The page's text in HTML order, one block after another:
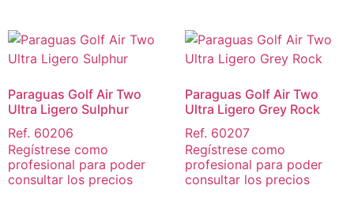
Paraguas Golf Air Two
Ultra Ligero Sulphur
Ref. 60206
Regístrese como
profesional para poder
consultar los precios
Paraguas Golf Air Two
Ultra Ligero Grey Rock
Ref. 60207
Regístrese como
profesional para poder
consultar los precios